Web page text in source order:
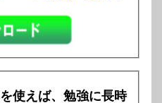
えば、勉強に長時